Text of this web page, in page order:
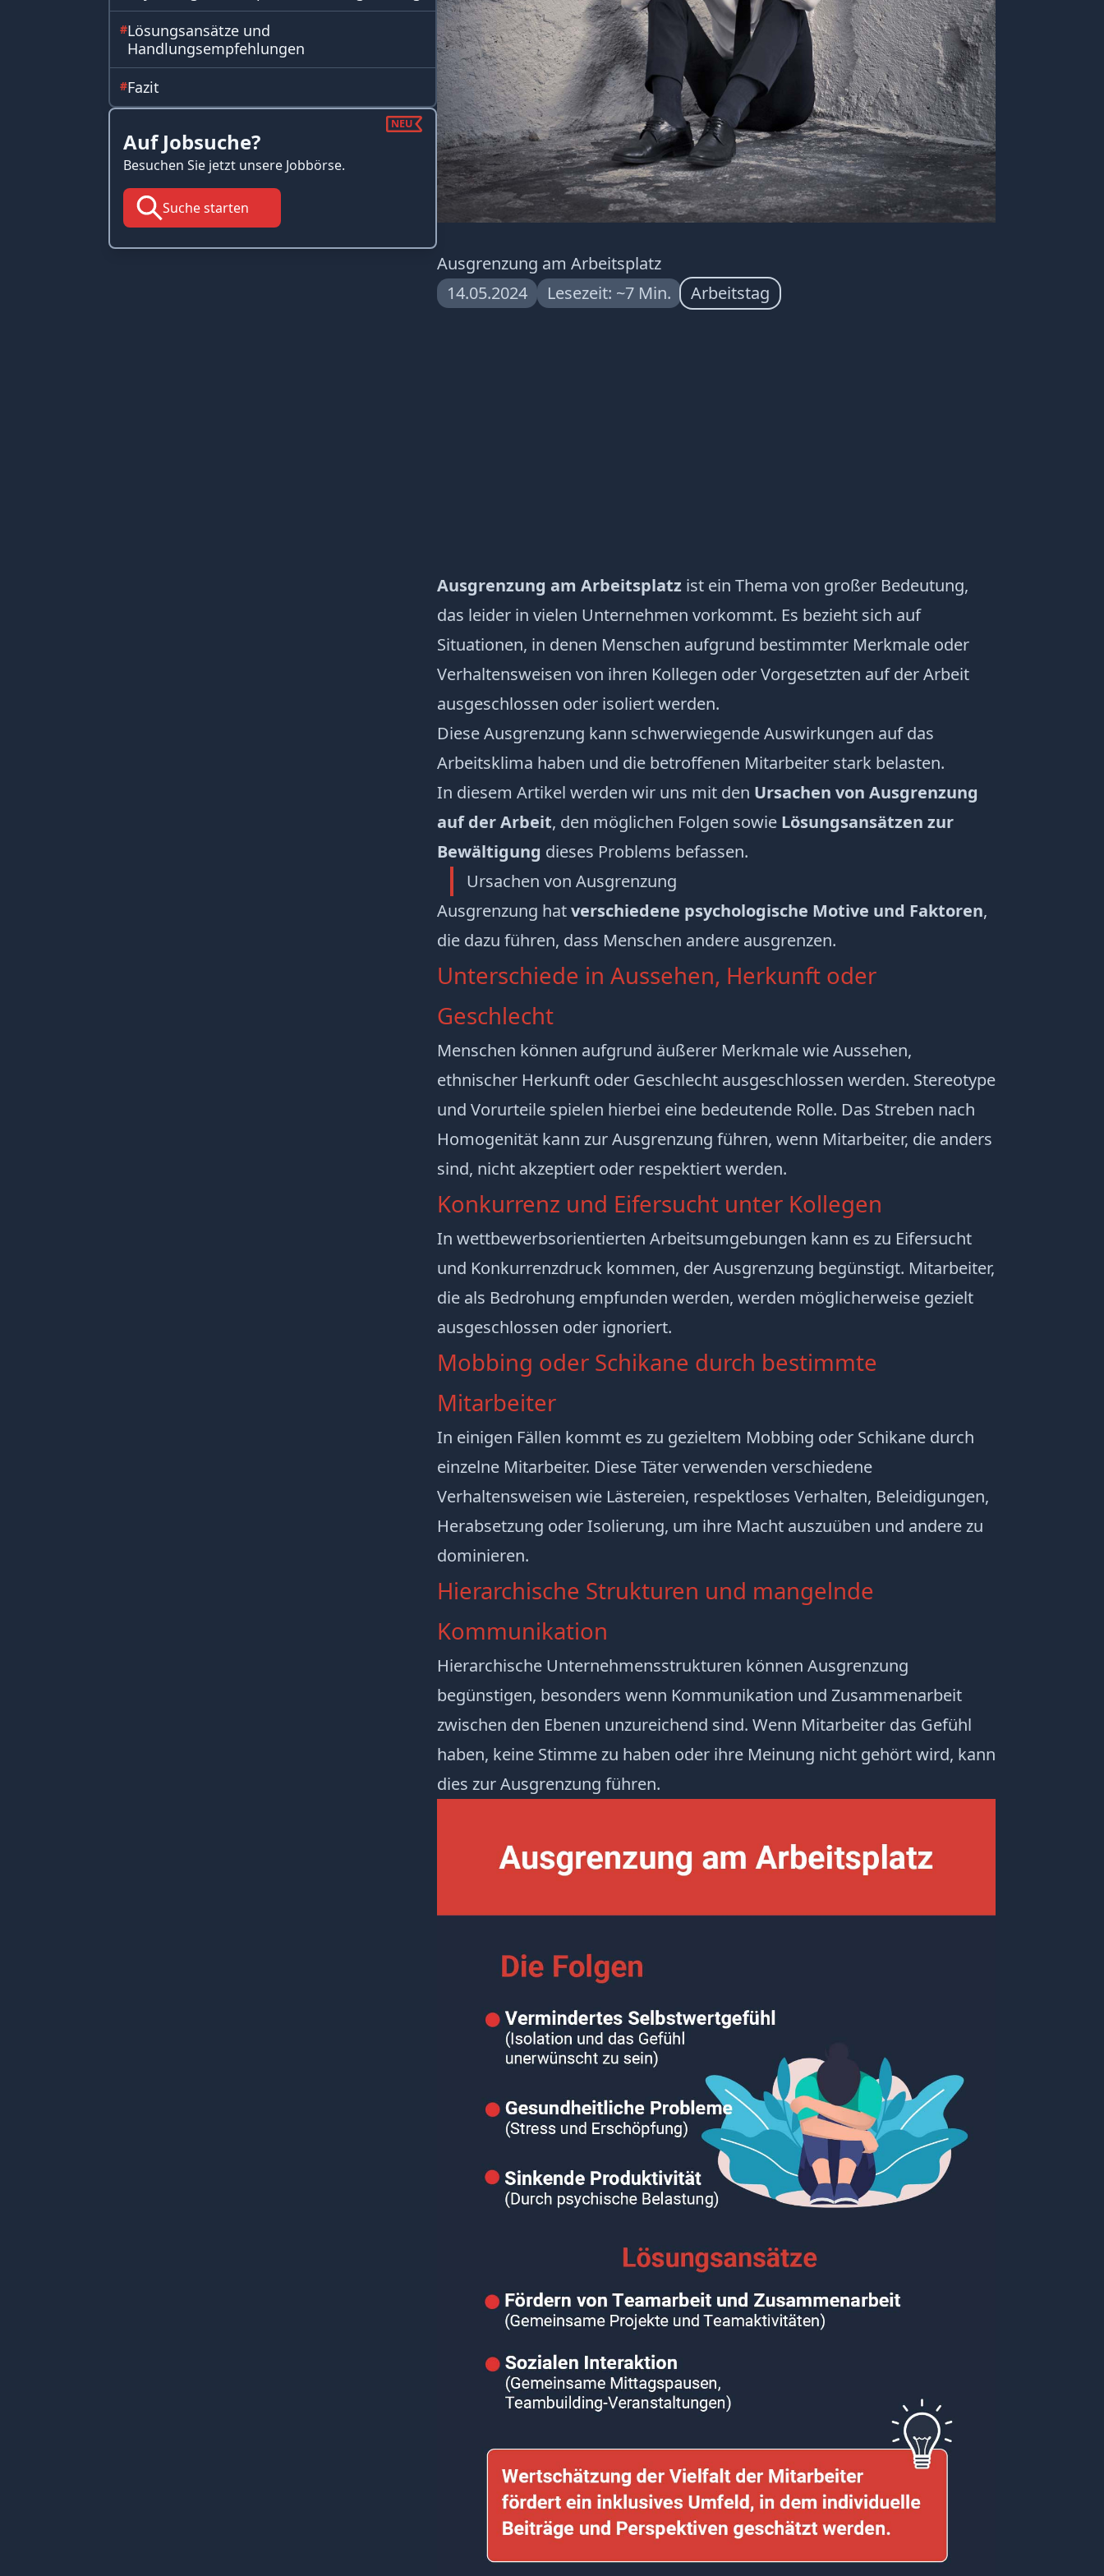
Ausgrenzung am Arbeitsplatz
14.05.2024
Lesezeit: ~7 Min. Arbeitstag
Ausgrenzung am Arbeitsplatz ist ein Thema von großer Bedeutung,
das leider in vielen Unternehmen vorkommt. Es bezieht sich auf
Situationen, in denen Menschen aufgrund bestimmter Merkmale oder
Verhaltensweisen von ihren Kollegen oder Vorgesetzten auf der Arbeit
ausgeschlossen oder isoliert werden.
Diese Ausgrenzung kann schwerwiegende Auswirkungen auf das
Arbeitsklima haben und die betroffenen Mitarbeiter stark belasten.
In diesem Artikel werden wir uns mit den Ursachen von Ausgrenzung
auf der Arbeit, den möglichen Folgen sowie Lösungsansätzen zur
Bewältigung dieses Problems befassen.
Ursachen von Ausgrenzung
Ausgrenzung hatverschiedene psychologische Motive und Faktoren,
die dazu führen, dass Menschen andere ausgrenzen.
Unterschiede in Aussehen, Herkunft oder
Geschlecht
Menschen können aufgrund äußerer Merkmale wie Aussehen,
ethnischer Herkunft oder Geschlecht ausgeschlossen werden. Stereotype
und Vorurteile spielen hierbei eine bedeutende Rolle. Das Streben nach
Homogenität kann zur Ausgrenzung führen, wenn Mitarbeiter, die anders
sind, nicht akzeptiert oder respektiert werden.
Konkurrenz und Eifersucht unter Kollegen
In wettbewerbsorientierten Arbeitsumgebungen kann es zu Eifersucht
und Konkurrenzdruck kommen, der Ausgrenzung begünstigt. Mitarbeiter,
die als Bedrohung empfunden werden, werden möglicherweise gezielt
ausgeschlossen oder ignoriert.
Mobbing oder Schikane durch bestimmte
Mitarbeiter
In einigen Fällen kommt es zu gezieltem Mobbing oder Schikane durch
einzelne Mitarbeiter. Diese Täter verwenden verschiedene
Verhaltensweisen wie Lästereien, respektloses Verhalten, Beleidigungen,
Herabsetzung oder Isolierung, um ihre Macht auszuüben und andere zu
dominieren.
Hierarchische Strukturen und mangelnde
Kommunikation
Hierarchische Unternehmensstrukturen können Ausgrenzung
begünstigen, besonders wenn Kommunikation und Zusammenarbeit
zwischen den Ebenen unzureichend sind. Wenn Mitarbeiter das Gefühl
haben, keine Stimme zu haben oder ihre Meinung nicht gehört wird, kann
dies zur Ausgrenzung führen.
#Lösungsansätze und
Handlungsempfehlungen
#Fazit
NEU
Auf Jobsuche?
Besuchen Sie jetzt unsere Jobbörse.
Suche starten